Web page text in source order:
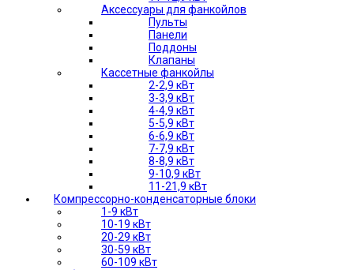
Аксессуары для фанкойлов
Пульты
Панели
Поддоны
Клапаны
Кассетные фанкойлы
2-2,9 кВт
3-3,9 кВт
4-4,9 кВт
5-5,9 кВт
6-6,9 кВт
7-7,9 кВт
8-8,9 кВт
9-10,9 кВт
11-21,9 кВт
Компрессорно-конденсаторные блоки
1-9 кВт
10-19 кВт
20-29 кВт
30-59 кВт
60-109 кВт